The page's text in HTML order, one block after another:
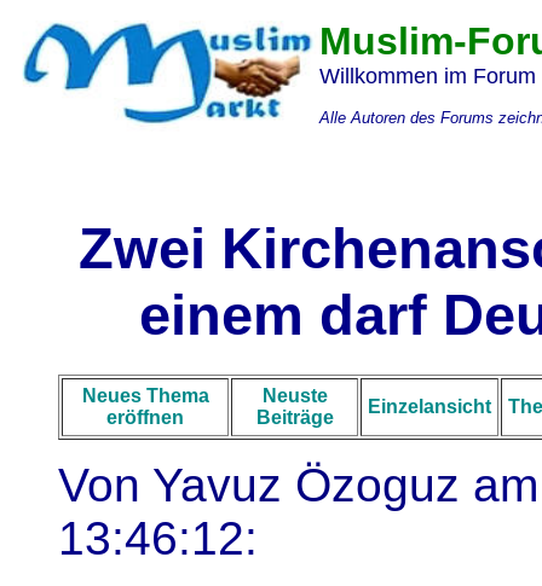
Muslim-
Willkommen im
Alle Autoren des Forums
Zwei
einem darf
Neues Thema
eröffnen
Neuste
Beiträge
Einzelansicht
Von Yavuz Özoguz
13:46:12: